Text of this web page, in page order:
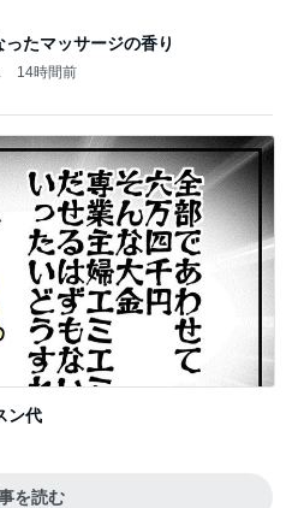
たマッサージの香り
14時間前
ン代
を読む